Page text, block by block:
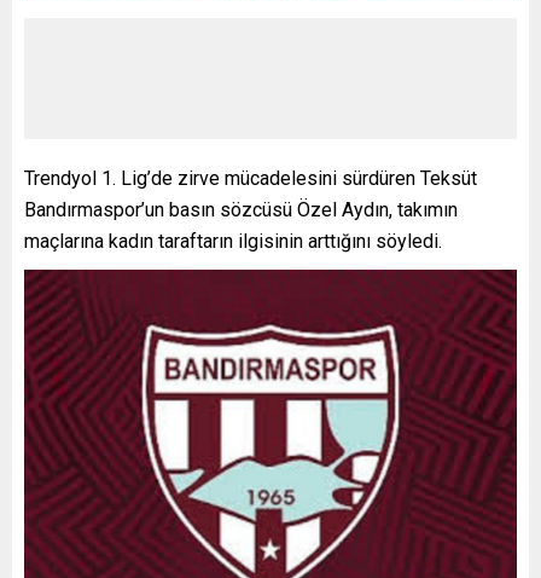
Trendyol 1. Lig’de zirve mücadelesini sürdüren Teksüt
Bandırmaspor’un basın sözcüsü Özel Aydın, takımın
maçlarına kadın taraftarın ilgisinin arttığını söyledi.